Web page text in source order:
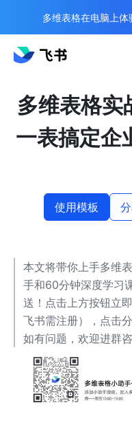
多维表格在电脑上
多维表格实
一表搞定企
使用模板
本文将带你上手多维
手和60分钟深度学习
送！点击上方按钮立
飞书需注册），点击
如有问题，欢迎进群